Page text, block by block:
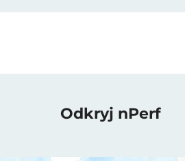
Odkryj nPerf